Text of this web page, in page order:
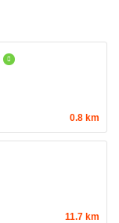
0.8 km
11.7 km